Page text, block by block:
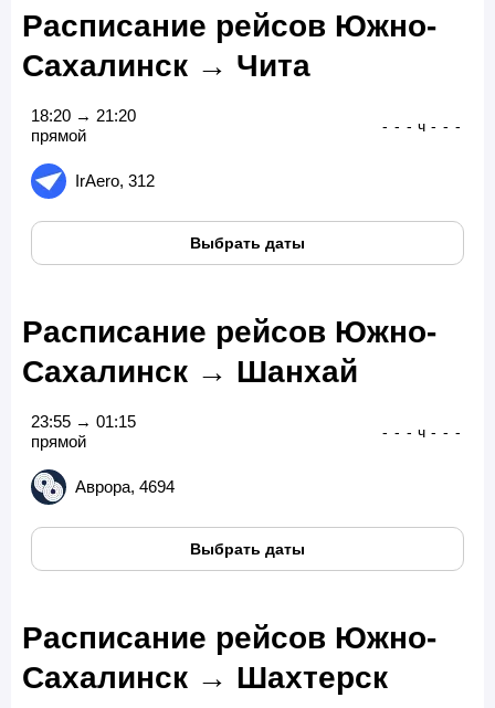
Расписание рейсов Южно-
Сахалинск → Чита
18:20 → 21:20
прямой
IrAero, 312
- - - ч - - -
Выбрать даты
Расписание рейсов Южно-
Сахалинск → Шанхай
23:55 → 01:15
прямой
Аврора, 4694
- - - ч - - -
Выбрать даты
Расписание рейсов Южно-
Сахалинск → Шахтерск